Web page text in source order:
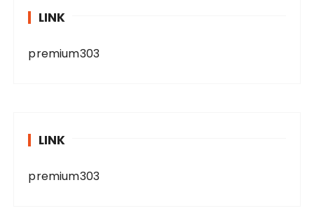
LINK
premium303
LINK
premium303